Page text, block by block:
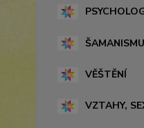
VĚŠTĚNÍ
VZTAHY,